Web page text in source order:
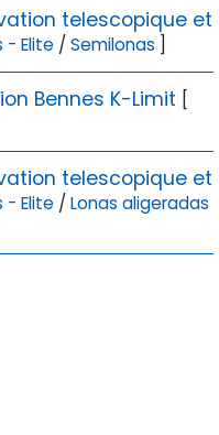
telescopique et
- Elite / Semilonas
Bennes K-Limit
telescopique et
- Elite / Lonas aligeradas